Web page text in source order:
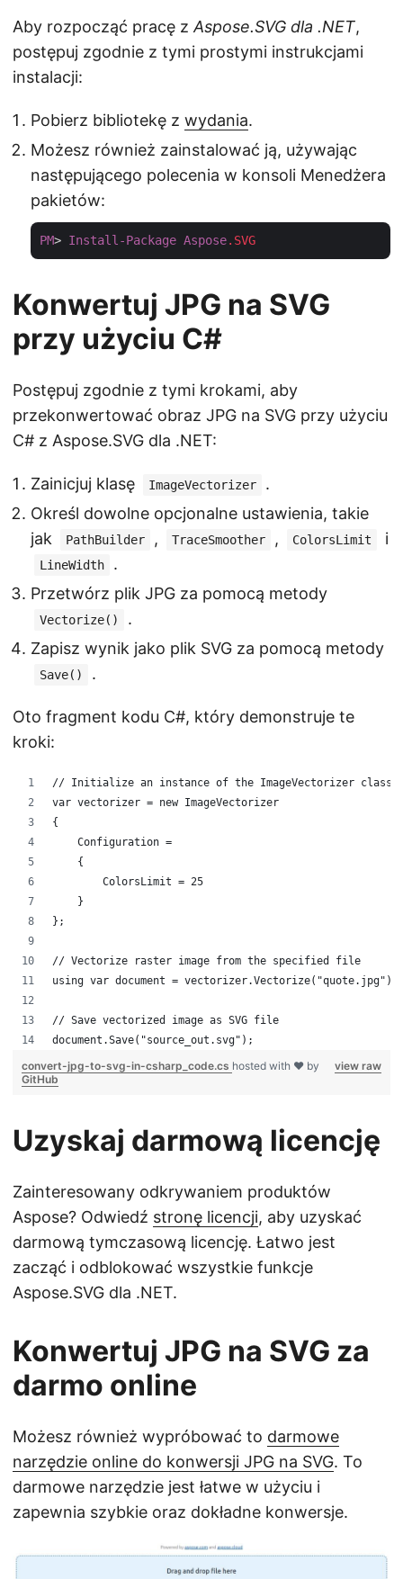
Aby rozpocząć pracę z Aspose.SVG dla .NET,
postępuj zgodnie z tymi prostymi instrukcjami
instalacji:
Pobierz bibliotekę z wydania.
Możesz również zainstalować ją, używając
następującego polecenia w konsoli Menedżera
pakietów:
PM> Install-Package Aspose.SVG
Konwertuj JPG na SVG
przy użyciu C#
Postępuj zgodnie z tymi krokami, aby
przekonwertować obraz JPG na SVG przy użyciu
C# z Aspose.SVG dla .NET:
Zainicjuj klasę ImageVectorizer
.
Określ dowolne opcjonalne ustawienia, takie
jak
PathBuilder , TraceSmoother , ColorsLimit i
LineWidth
.
Przetwórz plik JPG za pomocą metody
Vectorize()
.
Zapisz wynik jako plik SVG za pomocą metody
Save() .
Oto fragment kodu C#, który demonstruje te
kroki:
// Initialize an instance of the ImageVectorizer class
var vectorizer = new ImageVectorizer
{
    Configuration =
    {
        ColorsLimit = 25
    }
};
// Vectorize raster image from the specified file
using var document = vectorizer.Vectorize("quote.jpg");
// Save vectorized image as SVG file
document.Save("source_out.svg");
view raw
convert-jpg-to-svg-in-csharp_code.cs hosted with ❤ by
GitHub
Uzyskaj darmową licencję
Zainteresowany odkrywaniem produktów
Aspose? Odwiedź stronę licencji, aby uzyskać
darmową tymczasową licencję. Łatwo jest
zacząć i odblokować wszystkie funkcje
Aspose.SVG dla .NET.
Konwertuj JPG na SVG za
darmo online
Możesz również wypróbować to darmowe
narzędzie online do konwersji JPG na SVG. To
darmowe narzędzie jest łatwe w użyciu i
zapewnia szybkie oraz dokładne konwersje.